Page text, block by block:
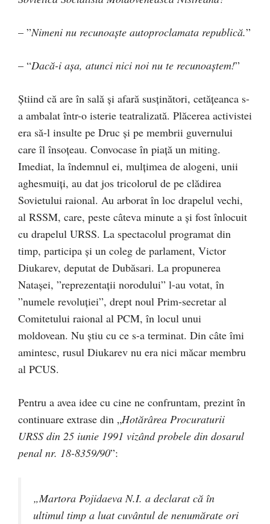
– ”Nimeni nu recunoaște autoproclamata republică.”
– “Dacă-i așa, atunci nici noi nu te recunoaștem!”
Știind că are în sală și afară susținători, cetățeanca s-
a ambalat într-o isterie teatralizată. Plăcerea activistei
era să-l insulte pe Druc și pe membrii guvernului
care îl însoțeau. Convocase în piaţă un miting.
Imediat, la îndemnul ei, mulţimea de alogeni, unii
aghesmuiţi, au dat jos tricolorul de pe clădirea
Sovietului raional. Au arborat în loc drapelul vechi,
al RSSM, care, peste câteva minute a și fost înlocuit
cu drapelul URSS. La spectacolul programat din
timp, participa și un coleg de parlament, Victor
Diukarev, deputat de Dubăsari. La propunerea
Natașei, ”reprezentații norodului” l-au votat, în
”numele revoluției”, drept noul Prim-secretar al
Comitetului raional al PCM, în locul unui
moldovean. Nu știu cu ce s-a terminat. Din câte îmi
amintesc, rusul Diukarev nu era nici măcar membru
al PCUS.
Pentru a avea idee cu cine ne confruntam, prezint în
continuare extrase din „Hotărârea Procuraturii
URSS din 25 iunie 1991 vizând probele din dosarul
penal nr. 18-8359/90”:
„Martora Pojidaeva N.I. a declarat că în
ultimul timp a luat cuvântul de nenumărate ori